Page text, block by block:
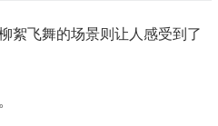
絮飞舞的场景则让人感受到了